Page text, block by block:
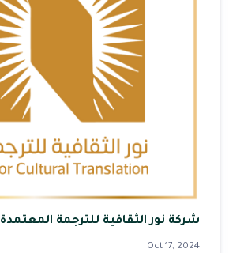
شركة نور الثقافية للترجمة المعتمدة
Oct 17, 2024